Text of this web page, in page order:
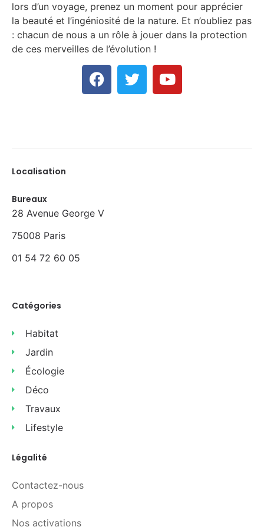
lors d’un voyage, prenez un moment pour apprécier
la beauté et l’ingéniosité de la nature. Et n’oubliez pas
: chacun de nous a un rôle à jouer dans la protection
de ces merveilles de l’évolution !
Localisation
Bureaux
28 Avenue George V
75008 Paris
01 54 72 60 05
Catégories
Habitat
Jardin
Écologie
Déco
Travaux
Lifestyle
Légalité
Contactez-nous
A propos
Nos activations